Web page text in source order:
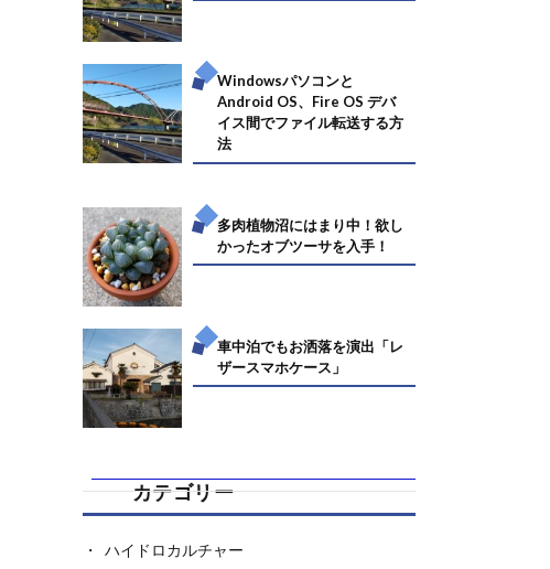
Windowsパソコンと
Android OS、Fire OS デバ
イス間でファイル転送する方
法
多肉植物沼にはまり中！欲し
かったオブツーサを入手！
車中泊でもお洒落を演出「レ
ザースマホケース」
カテゴリー
ハイドロカルチャー